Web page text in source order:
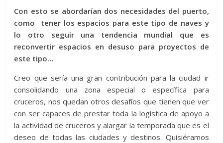
Con esto se abordarían dos necesidades del puerto,
como tener los espacios para este tipo de naves y
lo otro seguir una tendencia mundial que es
reconvertir espacios en desuso para proyectos de
este tipo…
Creo que sería una gran contribución para la ciudad ir
consolidando una zona especial o específica para
cruceros, nos quedan otros desafíos que tienen que ver
con ser capaces de prestar toda la logística de apoyo a
la actividad de cruceros y alargar la temporada que es el
deseo de todas las ciudades y destinos. Quisiéramos